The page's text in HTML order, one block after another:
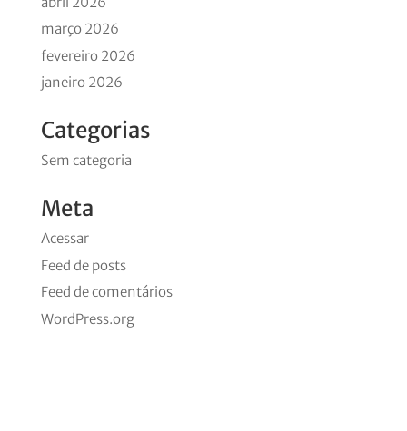
março 2026
fevereiro 2026
janeiro 2026
Categorias
Sem categoria
Meta
Acessar
Feed de posts
Feed de comentários
WordPress.org